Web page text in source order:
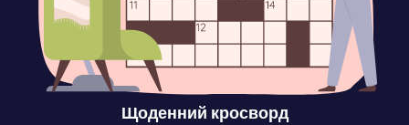
Щоденний кросворд